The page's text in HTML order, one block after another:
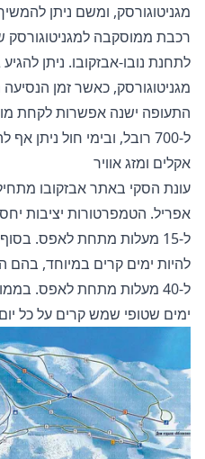
מגניטוגורסק, ומשם ניתן
רכבת ממוסקבה למגניטוגורסק
לתחנת נובו-אבזקובו. ניתן
מגניטוגורסק, כאשר זמן
ל-700 רובל, ובימי חול ניתן אף להתמקח עם הנהג.
אקלים ומזג אוויר
עונת הסקי באתר אבזקובו
ל-15 מעלות מתחת לאפס.
להיות ימים קרים במיוחד, בהם
ימים שטופי שמש קרים על כל